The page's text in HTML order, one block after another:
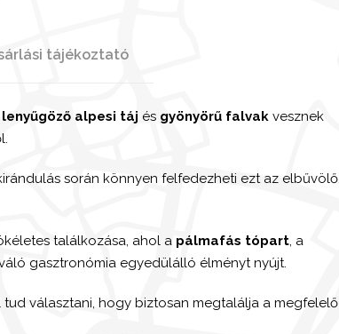
tájékoztató
lenyűgöző alpesi táj és gyönyörű falvak vesznek
során könnyen felfedezheti ezt az elbűvölő,
találkozása, ahol a pálmafás tópart , a
gasztronómia egyedülálló élményt nyújt.
választani, hogy biztosan megtalálja a megfelelő